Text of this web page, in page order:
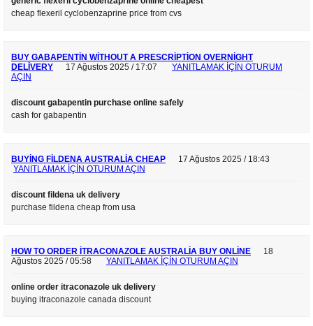
cheap flexeril cyclobenzaprine price from cvs
BUY GABAPENTIN WITHOUT A PRESCRIPTION OVERNIGHT
DELIVERY
17 Ağustos 2025 / 17:07
YANITLAMAK IÇIN OTURUM
AÇIN
discount gabapentin purchase online safely
cash for gabapentin
BUYING FILDENA AUSTRALIA CHEAP
17 Ağustos 2025 / 18:43
YANITLAMAK IÇIN OTURUM AÇIN
discount fildena uk delivery
purchase fildena cheap from usa
HOW TO ORDER ITRACONAZOLE AUSTRALIA BUY ONLINE
18
Ağustos 2025 / 05:58
YANITLAMAK IÇIN OTURUM AÇIN
online order itraconazole uk delivery
buying itraconazole canada discount